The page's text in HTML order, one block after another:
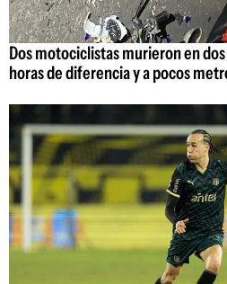
Dos motociclistas murieron en
horas de diferencia y a pocos